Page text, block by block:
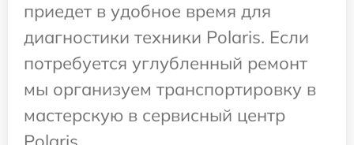
приедет в удобное время для
диагностики техники Polaris. Если
потребуется углубленный ремонт
мы организуем транспортировку в
мастерскую в сервисный центр